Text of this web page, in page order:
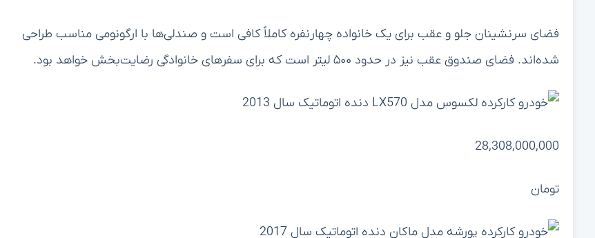
فضای سرنشینان جلو و عقب برای یک خانواده چهارنفره کاملاً کافی است و صندلی‌ها با ارگونومی مناسب طراحی
شده‌اند. فضای صندوق عقب نیز در حدود ۵۰۰ لیتر است که برای سفرهای خانوادگی رضایت‌بخش خواهد بود.
28,308,000,000
تومان